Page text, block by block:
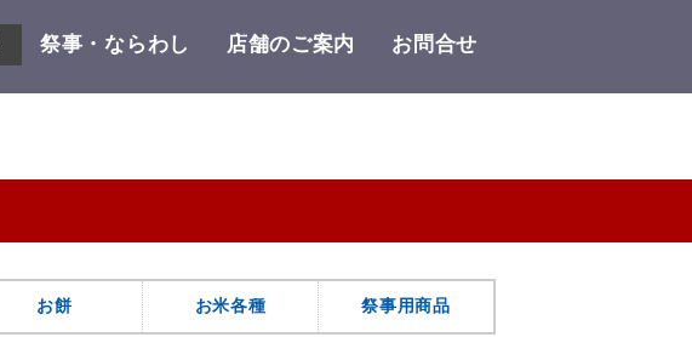
祭事・ならわし 店舗のご案内 お問合せ
お餅 お米各種 祭事用商品